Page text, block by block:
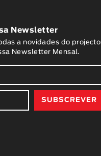
Newsletter
a novidades do projecto
Newsletter Mensal.